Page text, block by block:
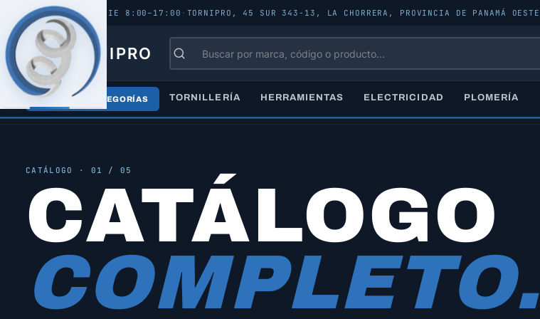
ABIERTO - LUN–VIE 8:00–17:00 · TORNIPRO, 45 SUR 343-13, LA CHORRERA, PROVINCIA DE PANAMÁ OESTE
TORNIPRO
TODAS LAS CATEGORÍAS TORNILLERÍA HERRAMIENTAS ELECTRICIDAD PLOMERÍA
Inicio / Catálogo / Todos los productos
CATÁLOGO · 01 / 05
CATÁLOGO
COMPLETO.